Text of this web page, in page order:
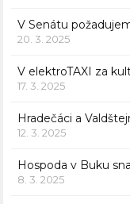
V Senátu
20. 3. 2025
V elektroTAXI za
17. 3. 2025
Hradečáci a
12. 3. 2025
Hospoda v Buku
8. 3. 2025